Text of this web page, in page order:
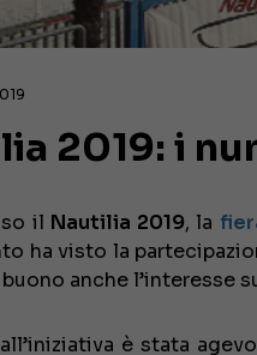
2019: i
il Nautilia 2019, la
ha visto la
anche l’interesse
all’iniziativa è stata